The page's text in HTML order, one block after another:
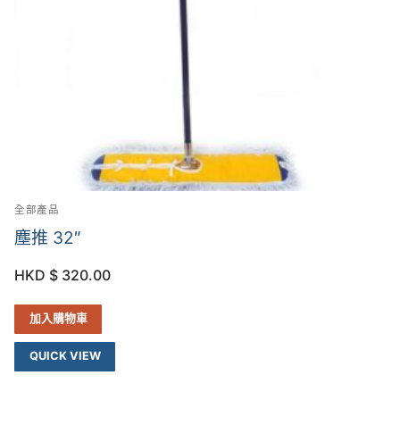
全部產品
塵推 32″
HKD $ 320.00
加入購物車
QUICK VIEW